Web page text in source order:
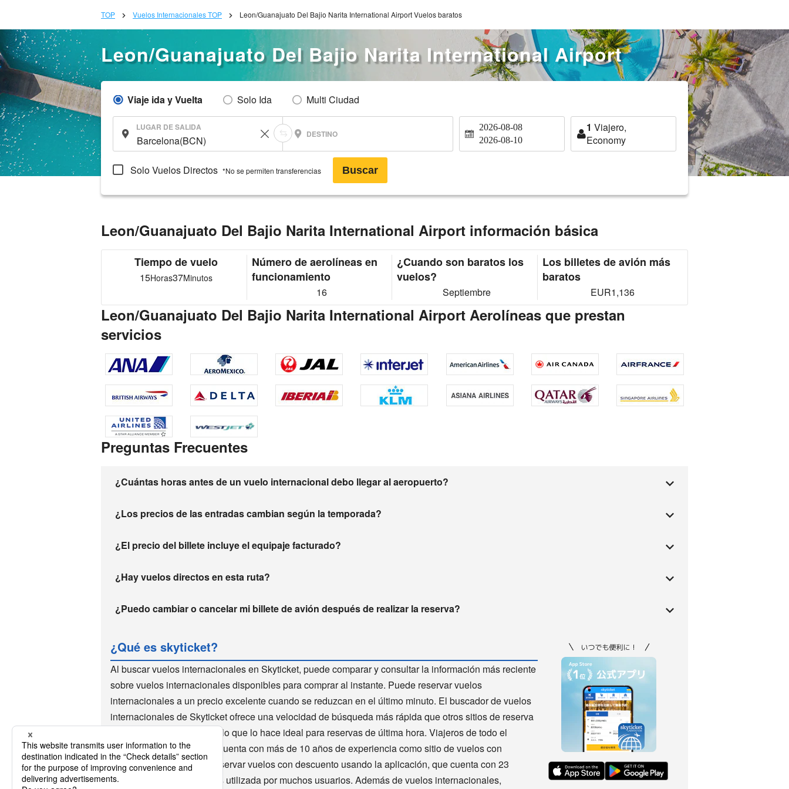
TOP Vuelos Internacionales TOP Leon/Guanajuato Del Bajio Narita International Airport Vuelos baratos
Leon/Guanajuato Del Bajio Narita International Airport
Viaje ida y Vuelta Solo Ida Multi Ciudad
LUGAR DE SALIDA
DESTINO
2026-08-08
2026-08-10
1 Viajero,
Economy
Solo Vuelos Directos *No se permiten transferencias Buscar
Leon/Guanajuato Del Bajio Narita International Airport información básica
Tiempo de vuelo
15Horas37Minutos
Número de aerolíneas en
funcionamiento
16
¿Cuando son baratos los
vuelos?
Septiembre
Los billetes de avión más
baratos
EUR1,136
Leon/Guanajuato Del Bajio Narita International Airport Aerolíneas que prestan
servicios
Preguntas Frecuentes
¿Cuántas horas antes de un vuelo internacional debo llegar al aeropuerto?
¿Los precios de las entradas cambian según la temporada?
¿El precio del billete incluye el equipaje facturado?
¿Hay vuelos directos en esta ruta?
¿Puedo cambiar o cancelar mi billete de avión después de realizar la reserva?
¿Qué es skyticket?
Al buscar vuelos internacionales en Skyticket, puede comparar y consultar la información más reciente
sobre vuelos internacionales disponibles para comprar al instante. Puede reservar vuelos
internacionales a un precio excelente cuando se reduzcan en el último minuto. El buscador de vuelos
internacionales de Skyticket ofrece una velocidad de búsqueda más rápida que otros sitios de reserva
de vuelos internacionales, lo que lo hace ideal para reservas de última hora. Viajeros de todo el
mundo utilizan Skyticket. Cuenta con más de 10 años de experiencia como sitio de vuelos con
descuento. Es muy fácil reservar vuelos con descuento usando la aplicación, que cuenta con 23
millones de descargas y es utilizada por muchos usuarios. Además de vuelos internacionales,